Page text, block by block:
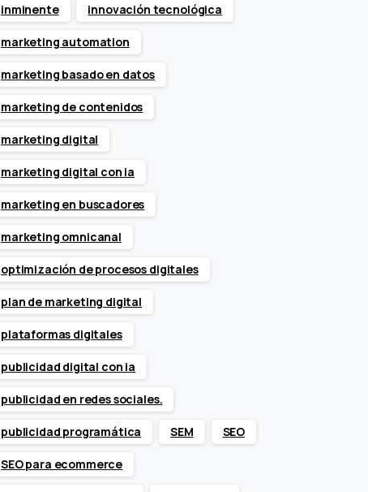
inminente innovación tecnológica
marketing automation
marketing basado en datos
marketing de contenidos
marketing digital
marketing digital con ia
marketing en buscadores
marketing omnicanal
optimización de procesos digitales
plan de marketing digital
plataformas digitales
publicidad digital con ia
publicidad en redes sociales.
publicidad programática SEM SEO
SEO para ecommerce